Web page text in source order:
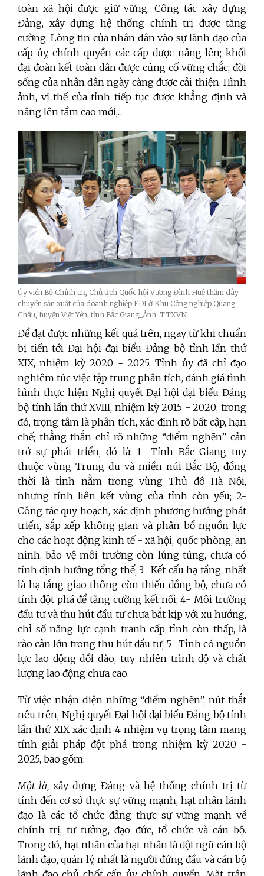
toàn xã hội được giữ vững. Công tác xây dựng
Đảng, xây dựng hệ thống chính trị được tăng
cường. Lòng tin của nhân dân vào sự lãnh đạo của
cấp ủy, chính quyền các cấp được nâng lên; khối
đại đoàn kết toàn dân được củng cố vững chắc; đời
sống của nhân dân ngày càng được cải thiện. Hình
ảnh, vị thế của tỉnh tiếp tục được khẳng định và
nâng lên tầm cao mới,...
Ủy viên Bộ Chính trị, Chủ tịch Quốc hội Vương Đình Huệ thăm dây
chuyền sản xuất của doanh nghiệp FDI ở Khu Công nghiệp Quang
Châu, huyện Việt Yên, tỉnh Bắc Giang_Ảnh: TTXVN
Để đạt được những kết quả trên, ngay từ khi chuẩn
bị tiến tới Đại hội đại biểu Đảng bộ tỉnh lần thứ
XIX, nhiệm kỳ 2020 - 2025, Tỉnh ủy đã chỉ đạo
nghiêm túc việc tập trung phân tích, đánh giá tình
hình thực hiện Nghị quyết Đại hội đại biểu Đảng
bộ tỉnh lần thứ XVIII, nhiệm kỳ 2015 - 2020; trong
đó, trọng tâm là phân tích, xác định rõ bất cập, hạn
chế; thẳng thắn chỉ rõ những “điểm nghẽn” cản
trở sự phát triển, đó là: 1- Tỉnh Bắc Giang tuy
thuộc vùng Trung du và miền núi Bắc Bộ, đồng
thời là tỉnh nằm trong vùng Thủ đô Hà Nội,
nhưng tính liên kết vùng của tỉnh còn yếu; 2-
Công tác quy hoạch, xác định phương hướng phát
triển, sắp xếp không gian và phân bổ nguồn lực
cho các hoạt động kinh tế - xã hội, quốc phòng, an
ninh, bảo vệ môi trường còn lúng túng, chưa có
tính định hướng tổng thể; 3- Kết cấu hạ tầng, nhất
là hạ tầng giao thông còn thiếu đồng bộ, chưa có
tính đột phá để tăng cường kết nối; 4- Môi trường
đầu tư và thu hút đầu tư chưa bắt kịp với xu hướng,
chỉ số năng lực cạnh tranh cấp tỉnh còn thấp, là
rào cản lớn trong thu hút đầu tư; 5- Tỉnh có nguồn
lực lao động dồi dào, tuy nhiên trình độ và chất
lượng lao động chưa cao.
Từ việc nhận diện những “điểm nghẽn”, nút thắt
nêu trên, Nghị quyết Đại hội đại biểu Đảng bộ tỉnh
lần thứ XIX xác định 4 nhiệm vụ trọng tâm mang
tính giải pháp đột phá trong nhiệm kỳ 2020 -
2025, bao gồm:
Một là, xây dựng Đảng và hệ thống chính trị từ
tỉnh đến cơ sở thực sự vững mạnh, hạt nhân lãnh
đạo là các tổ chức đảng thực sự vững mạnh về
chính trị, tư tưởng, đạo đức, tổ chức và cán bộ.
Trong đó, hạt nhân của hạt nhân là đội ngũ cán bộ
lãnh đạo, quản lý, nhất là người đứng đầu và cán bộ